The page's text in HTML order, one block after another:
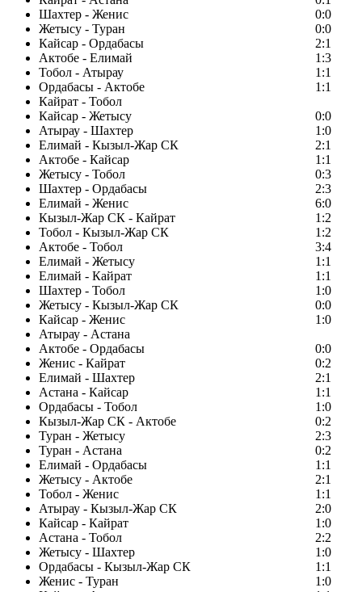
Шахтер - Женис
0:0
Жетысу - Туран
0:0
Кайсар - Ордабасы
2:1
Актобе - Елимай
1:3
Тобол - Атырау
1:1
Ордабасы - Актобе
1:1
Кайрат - Тобол
Кайсар - Жетысу
0:0
Атырау - Шахтер
1:0
Елимай - Кызыл-Жар СК
2:1
Актобе - Кайсар
1:1
Жетысу - Тобол
0:3
Шахтер - Ордабасы
2:3
Елимай - Женис
6:0
Кызыл-Жар СК - Кайрат
1:2
Тобол - Кызыл-Жар СК
1:2
Актобе - Тобол
3:4
Елимай - Жетысу
1:1
Елимай - Кайрат
1:1
Шахтер - Тобол
1:0
Жетысу - Кызыл-Жар СК
0:0
Кайсар - Женис
1:0
Атырау - Астана
Актобе - Ордабасы
0:0
Женис - Кайрат
0:2
Елимай - Шахтер
2:1
Астана - Кайсар
1:1
Ордабасы - Тобол
1:0
Кызыл-Жар СК - Актобе
0:2
Туран - Жетысу
2:3
Туран - Астана
0:2
Елимай - Ордабасы
1:1
Жетысу - Актобе
2:1
Тобол - Женис
1:1
Атырау - Кызыл-Жар СК
2:0
Кайсар - Кайрат
1:0
Астана - Тобол
2:2
Жетысу - Шахтер
1:0
Ордабасы - Кызыл-Жар СК
1:1
Женис - Туран
1:0